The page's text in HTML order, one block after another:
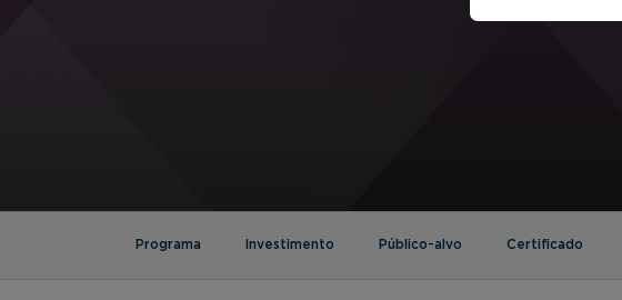
Programa Investimento Público-alvo Certificado